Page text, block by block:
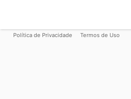
Política de Privacidade Termos de Uso